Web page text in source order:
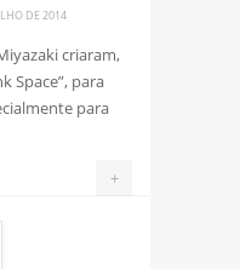
DE 2014
criaram,
Space”, para
para
+